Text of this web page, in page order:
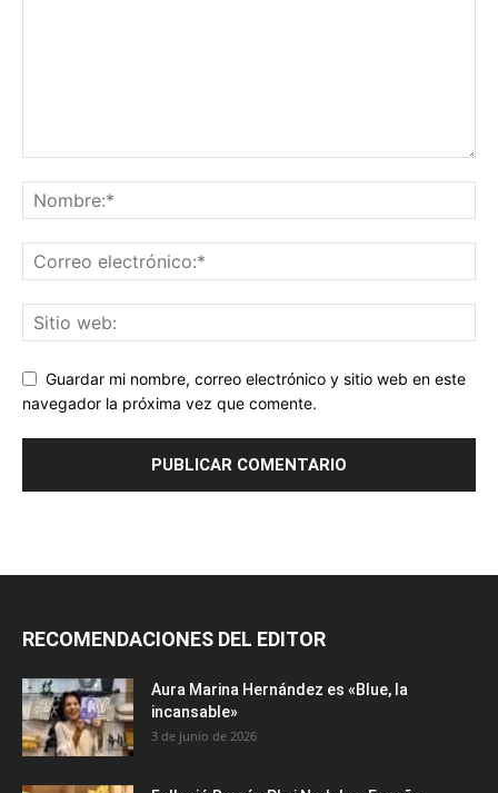
Guardar mi nombre, correo electrónico y sitio web en este
navegador la próxima vez que comente.
RECOMENDACIONES DEL EDITOR
Aura Marina Hernández es «Blue, la
incansable»
3 de junio de 2026